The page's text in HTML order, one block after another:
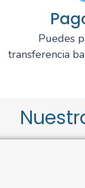
Puedes
transferencia